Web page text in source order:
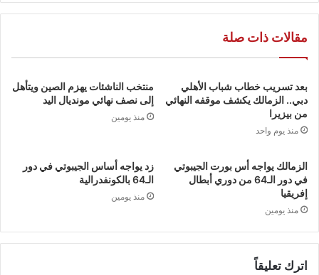
مقالات ذات صلة
بعد تسريب خطاب شباب الأهلي
دبي.. الزمالك يكشف موقفه النهائي
من بيزيرا
منذ يوم واحد
منتخب الناشئات يهزم الصين ويتأهل
إلى نصف نهائي مونديال اليد
منذ يومين
الزمالك يواجه أس بورت الجيبوتي
في دور الـ64 من دوري أبطال
إفريقيا
منذ يومين
زد يواجه أساس الجيبوتي في دور
الـ64 بالكونفدرالية
منذ يومين
اترك تعليقاً